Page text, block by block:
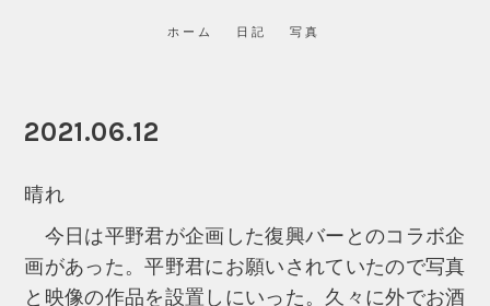
ホーム 日記 写真
2021.06.12
晴れ
今日は平野君が企画した復興バーとのコラボ企
画があった。平野君にお願いされていたので写真
と映像の作品を設置しにいった。久々に外でお酒